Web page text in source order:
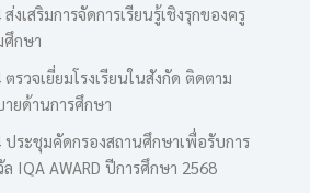
งเสริมการจัดการเรียนรู้เชิงรุกของครู
ศึกษา
รวจเยี่ยมโรงเรียนในสังกัด ติดตาม
ยด้านการศึกษา
ระชุมคัดกรองสถานศึกษาเพื่อรับการ
ล IQA AWARD ปีการศึกษา 2568